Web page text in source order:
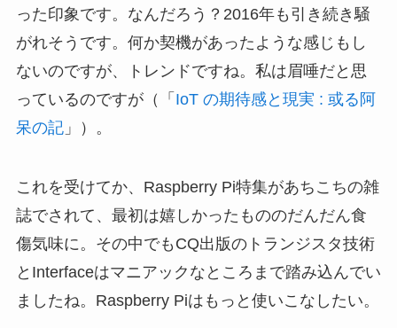
った印象です。なんだろう？2016年も引き続き騒
がれそうです。何か契機があったような感じもし
ないのですが、トレンドですね。私は眉唾だと思
っているのですが（「 IoT の期待感と現実 : 或る阿
呆の記」）。
これを受けてか、Raspberry Pi特集があちこちの雑
誌でされて、最初は嬉しかったもののだんだん食
傷気味に。その中でもCQ出版のトランジスタ技術
とInterfaceはマニアックなところまで踏み込んでい
ましたね。Raspberry Piはもっと使いこなしたい。